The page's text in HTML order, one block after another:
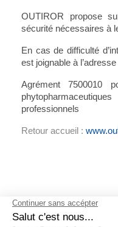
OUTIROR propose
sécurité nécessaires à
En cas de difficulté
est joignable à
Agrément 7500010
professionnels
Retour accueil :